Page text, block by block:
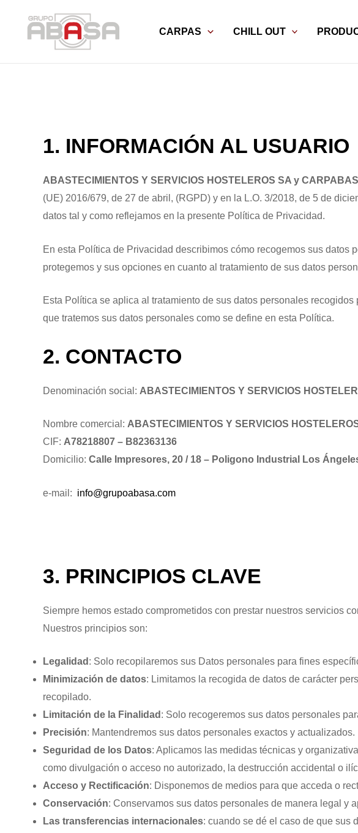
CARPAS CHILL OUT
1. INFORMACIÓN AL USUARIO
ABASTECIMIENTOS Y SERVICIOS HOSTELEROS SA y
(UE) 2016/679, de 27 de abril, (RGPD) y en la L.O. 3/2018, de 5 de
datos tal y como reflejamos en la presente Política de Privacidad.
En esta Política de Privacidad describimos cómo recogemos sus
protegemos y sus opciones en cuanto al tratamiento de sus datos
Esta Política se aplica al tratamiento de sus datos personales
que tratemos sus datos personales como se define en esta Política.
2. CONTACTO
Denominación social: ABASTECIMIENTOS Y SERVICIOS
Nombre comercial: ABASTECIMIENTOS Y SERVICIOS
CIF: A78218807 – B82363136
Domicilio: Calle Impresores, 20 / 18 – Poligono Industrial Los
e-mail: info@grupoabasa.com
3. PRINCIPIOS CLAVE
Siempre hemos estado comprometidos con prestar nuestros servicios
Nuestros principios son:
Legalidad : Solo recopilaremos sus Datos personales para fines
Minimización de datos: Limitamos la recogida de datos de carácter
recopilado.
Limitación de la Finalidad : Solo recogeremos sus datos personales
Precisión: Mantendremos sus datos personales exactos y actualizados.
Seguridad de los Datos: Aplicamos las medidas técnicas y
como divulgación o acceso no autorizado, la destrucción accidental o
Acceso y Rectificación: Disponemos de medios para que acceda o
Conservación: Conservamos sus datos personales de manera legal y
Las transferencias internacionales: cuando se dé el caso de que sus